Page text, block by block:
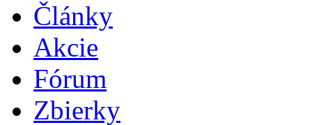
Články
Akcie
Fórum
Zbierky